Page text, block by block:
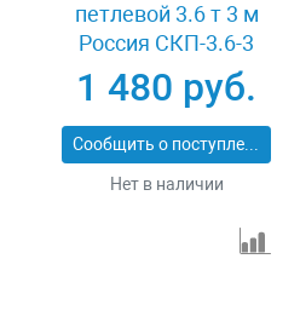
петлевой 3.6 т 3 м
Россия СКП-3.6-3
1 480 руб.
Сообщить о поступлении
Нет в наличии